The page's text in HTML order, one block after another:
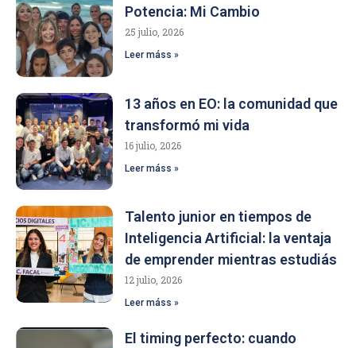
Potencia: Mi Cambio
25 julio, 2026
Leer máss »
13 años en EO: la comunidad que
transformó mi vida
16 julio, 2026
Leer máss »
Talento junior en tiempos de
Inteligencia Artificial: la ventaja
de emprender mientras estudiás
12 julio, 2026
Leer máss »
El timing perfecto: cuando